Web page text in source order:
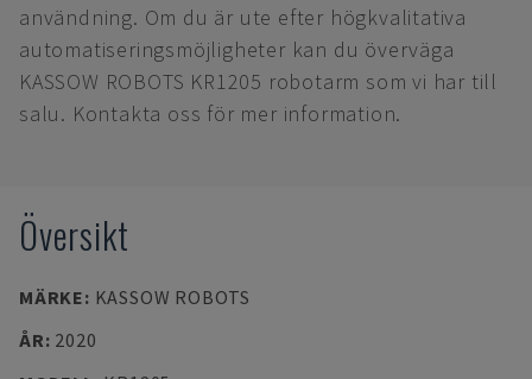
användning. Om du är ute efter högkvalitativa
automatiseringsmöjligheter kan du överväga
KASSOW ROBOTS KR1205 robotarm som vi har till
salu. Kontakta oss för mer information.
Översikt
MÄRKE: KASSOW ROBOTS
ÅR: 2020